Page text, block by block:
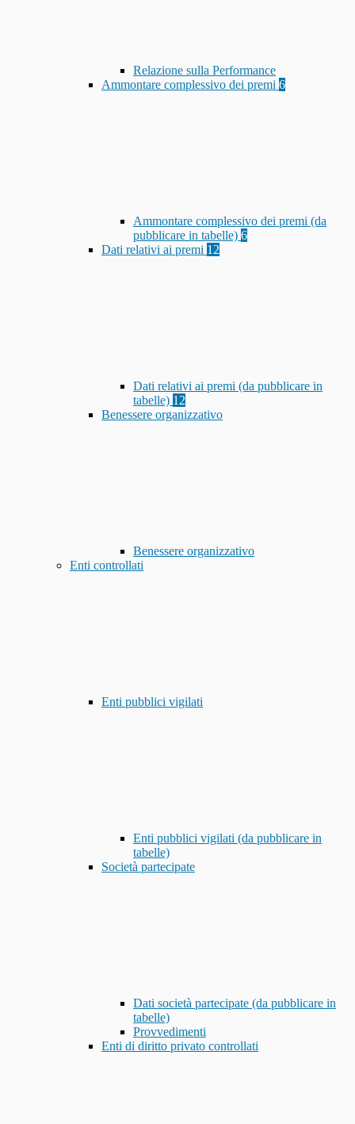
Relazione sulla Performance
Ammontare complessivo dei premi 6
Ammontare complessivo dei premi (da
pubblicare in tabelle) 6
Dati relativi ai premi 12
Dati relativi ai premi (da pubblicare in
tabelle) 12
Benessere organizzativo
Benessere organizzativo
Enti controllati
Enti pubblici vigilati
Enti pubblici vigilati (da pubblicare in
tabelle)
Società partecipate
Dati società partecipate (da pubblicare in
tabelle)
Provvedimenti
Enti di diritto privato controllati